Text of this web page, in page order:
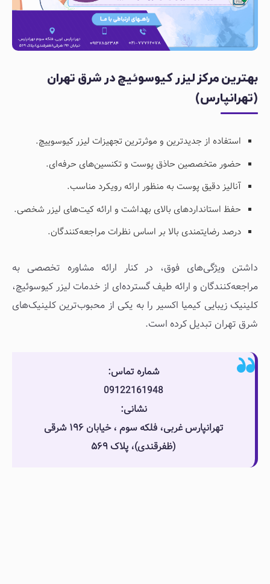
بهترین مرکز لیزر کیوسوئیچ در شرق تهران
(تهرانپارس)
استفاده از جدیدترین و موثرترین تجهیزات لیزر کیوسوییچ.
حضور متخصصین حاذق پوست و تکنسین‌های حرفه‌ای.
آنالیز دقیق پوست به منظور ارائه رویکرد مناسب.
حفظ استانداردهای بالای بهداشت و ارائه کیت‌های لیزر شخصی.
درصد رضایتمندی بالا بر اساس نظرات مراجعه‌کنندگان.
داشتن ویژگی‌های فوق، در کنار ارائه مشاوره تخصصی به
مراجعه‌کنندگان و ارائه طیف گسترده‌ای از خدمات لیزر کیوسوئیچ،
کلینیک زیبایی کیمیا اکسیر را به یکی از محبوب‌ترین کلینیک‌های
شرق تهران تبدیل کرده است.
شماره تماس:
09122161948
نشانی:
تهرانپارس غربی، فلکه سوم ، خیابان ۱۹۶ شرقی
(ظفرقندی)، پلاک ۵۶۹